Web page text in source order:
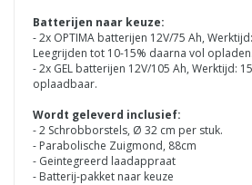
Batterijen naar keuze:
- 2x OPTIMA batterijen 12V/75 Ah,
Leegrijden tot 10-15% daarna vol opladen.
- 2x GEL batterijen 12V/105 Ah, Werktijd:
oplaadbaar.
Wordt geleverd inclusief:
- 2 Schrobborstels, Ø 32 cm per stuk.
- Parabolische Zuigmond, 88cm
- Geintegreerd laadappraat
- Batterij-pakket naar keuze